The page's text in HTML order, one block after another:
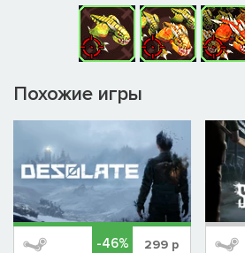
Похожие игры
-46% 299 р